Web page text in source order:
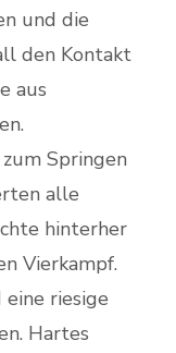
und die
den Kontakt
aus
Springen
alle
hinterher
Vierkampf.
riesige
Hartes